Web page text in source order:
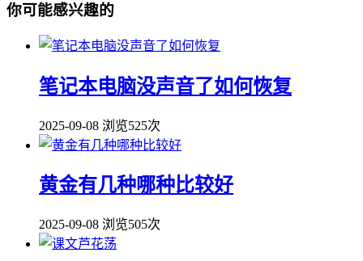
你可能感兴趣的
笔记本电脑没声音了如何恢复
2025-09-08 浏览525次
黄金有几种哪种比较好
2025-09-08 浏览505次